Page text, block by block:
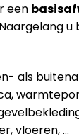
een
u
als
vloeren, …